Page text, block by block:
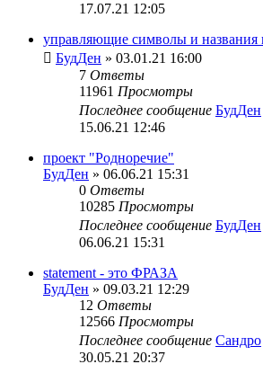
17.07.21 12:05
управляющие символы и названия
БудДен » 03.01.21 16:00
7 Ответы
11961 Просмотры
Последнее сообщение БудДен
15.06.21 12:46
проект "Родноречие"
БудДен » 06.06.21 15:31
0 Ответы
10285 Просмотры
Последнее сообщение БудДен
06.06.21 15:31
statement - это ФРАЗА
БудДен » 09.03.21 12:29
12 Ответы
12566 Просмотры
Последнее сообщение Сандро
30.05.21 20:37